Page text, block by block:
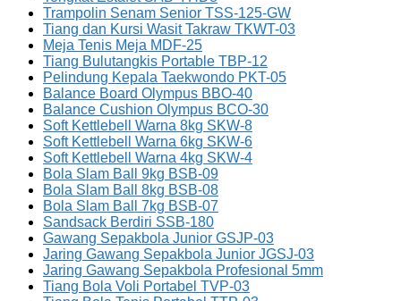
Trampolin Senam Senior TSS-125-GW
Tiang dan Kursi Wasit Takraw TKWT-03
Meja Tenis Meja MDF-25
Tiang Bulutangkis Portable TBP-12
Pelindung Kepala Taekwondo PKT-05
Balance Board Olympus BBO-40
Balance Cushion Olympus BCO-30
Soft Kettlebell Warna 8kg SKW-8
Soft Kettlebell Warna 6kg SKW-6
Soft Kettlebell Warna 4kg SKW-4
Bola Slam Ball 9kg BSB-09
Bola Slam Ball 8kg BSB-08
Bola Slam Ball 7kg BSB-07
Sandsack Berdiri SSB-180
Gawang Sepakbola Junior GSJP-03
Jaring Gawang Sepakbola Junior JGSJ-03
Jaring Gawang Sepakbola Profesional 5mm
Tiang Bola Voli Portabel TVP-03